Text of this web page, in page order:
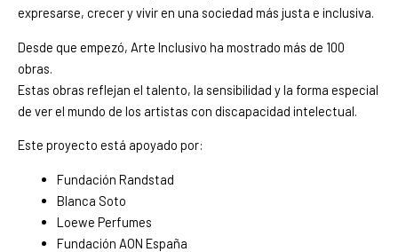
expresarse, crecer y vivir en una sociedad más justa e inclusiva.
Desde que empezó, Arte Inclusivo ha mostrado más de 100
obras.
Estas obras reflejan el talento, la sensibilidad y la forma especial
de ver el mundo de los artistas con discapacidad intelectual.
Este proyecto está apoyado por:
Fundación Randstad
Blanca Soto
Loewe Perfumes
Fundación AON España